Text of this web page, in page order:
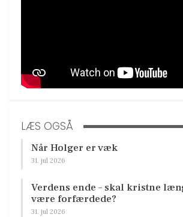
LÆS OGSÅ
Når Holger er væk
31. jul 2026
Verdens ende – skal kristne
være forfærdede?
31. jul 2026